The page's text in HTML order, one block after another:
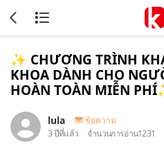
✨ CHƯƠNG TRÌNH
KHOA DÀNH CHO
HOÀN TOÀN MIỄN
lula
ข้อความ
3 ปีที่แล้ว
จำนวนการอ่าน1231